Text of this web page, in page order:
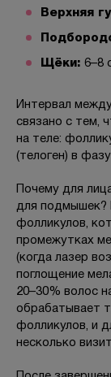
Верхняя
Щёки: 6–8
Интервал
связано с тем,
на теле:
(телоген) в
Почему для
для подмышек?
фолликулов,
промежутках
(когда лазер
поглощение
20–30% волос
обрабатывает
фолликулов, и
несколько